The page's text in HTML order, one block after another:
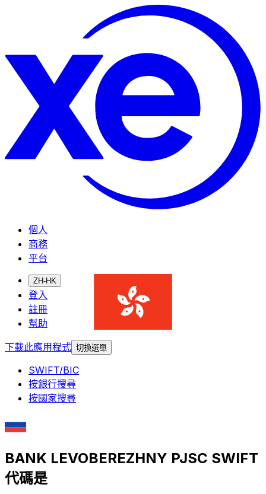
個人
商務
平台
ZH-HK
登入
註冊
幫助
下載此應用程式 切換選單
SWIFT/BIC
按銀行搜尋
按國家搜尋
BANK LEVOBEREZHNY PJSC SWIFT
代碼是